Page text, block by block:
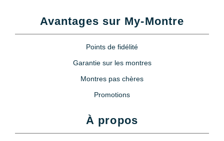
Avantages sur My-Montre
Points de fidélité
Garantie sur les montres
Montres pas chères
Promotions
À propos